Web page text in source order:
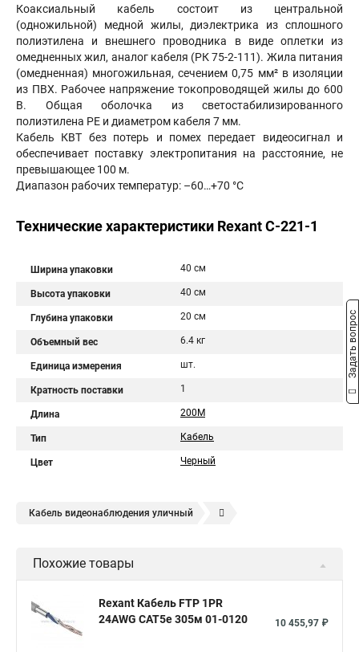
Коаксиальный кабель состоит из центральной
(одножильной) медной жилы, диэлектрика из сплошного
полиэтилена и внешнего проводника в виде оплетки из
омедненных жил, аналог кабеля (РК 75-2-111). Жила питания
(омедненная) многожильная, сечением 0,75 мм² в изоляции
из ПВХ. Рабочее напряжение токопроводящей жилы до 600
В. Общая оболочка из светостабилизированного
полиэтилена PE и диаметром кабеля 7 мм.
Кабель КВТ без потерь и помех передает видеосигнал и
обеспечивает поставку электропитания на расстояние, не
превышающее 100 м.
Диапазон рабочих температур: –60…+70 °С
Технические характеристики Rexant C-221-1
Ширина упаковки 40 см
Высота упаковки 40 см
Глубина упаковки 20 см
Объемный вес 6.4 кг
Единица измерения шт.
Кратность поставки 1
Длина 200М
Тип Кабель
Цвет Черный
Кабель видеонаблюдения уличный
Квк кабель для видеонаблюдения
Кабель видеонаблюдения квк п
Похожие товары
Rexant Кабель FTP 1PR
24AWG CAT5e 305м 01-0120
10 455,97 ₽
Задать вопрос